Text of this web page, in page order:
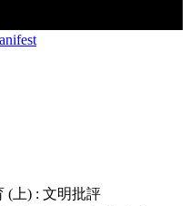
(上) : 文明批評